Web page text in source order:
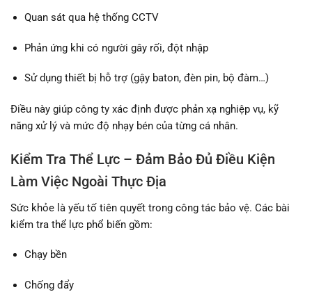
Quan sát qua hệ thống CCTV
Phản ứng khi có người gây rối, đột nhập
Sử dụng thiết bị hỗ trợ (gậy baton, đèn pin, bộ đàm…)
Điều này giúp công ty xác định được phản xạ nghiệp vụ, kỹ
năng xử lý và mức độ nhạy bén của từng cá nhân.
Kiểm Tra Thể Lực – Đảm Bảo Đủ Điều Kiện
Làm Việc Ngoài Thực Địa
Sức khỏe là yếu tố tiên quyết trong công tác bảo vệ. Các bài
kiểm tra thể lực phổ biến gồm:
Chạy bền
Chống đẩy